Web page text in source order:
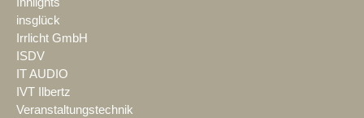
insglück
Irrlicht GmbH
ISDV
IT AUDIO
IVT Ilbertz
Veranstaltungstechnik